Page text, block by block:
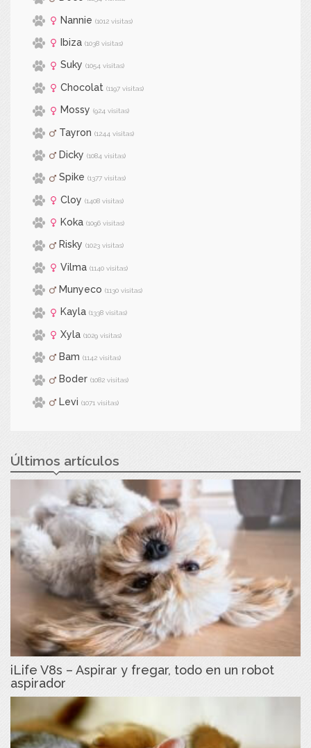
Nannie (1012 visitas)
Ibiza (1038 visitas)
Suky (1054 visitas)
Chocolat (1197 visitas)
Mossy (924 visitas)
Tayron (1244 visitas)
Dicky (1084 visitas)
Spike (1377 visitas)
Cloy (1408 visitas)
Koka (1096 visitas)
Risky (1023 visitas)
Vilma (1140 visitas)
Munyeco (1130 visitas)
Kayla (1338 visitas)
Xyla (1029 visitas)
Bam (1142 visitas)
Boder (1082 visitas)
Levi (1071 visitas)
Últimos artículos
iLife V8s – Aspirar y fregar, todo en un robot
aspirador